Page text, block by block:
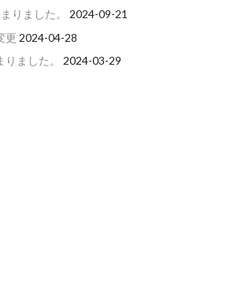
りました。
2024-09-21
更 2024-04-28
ました。
2024-03-29